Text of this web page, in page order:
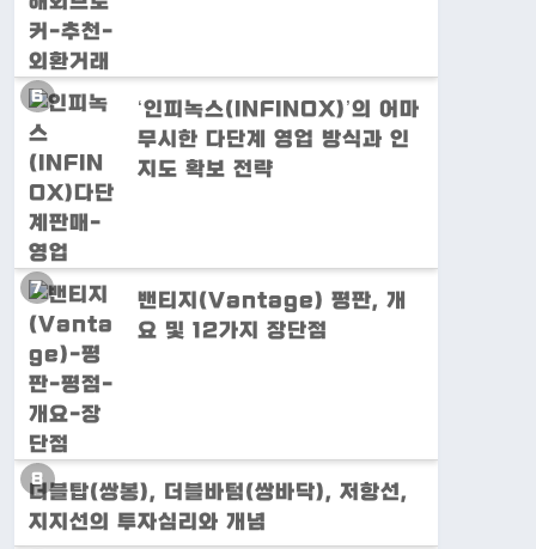
‘인피녹스(INFINOX)’의 어마
무시한 다단계 영업 방식과 인
지도 확보 전략
밴티지(Vantage) 평판, 개
요 및 12가지 장단점
더블탑(쌍봉), 더블바텀(쌍바닥), 저항선,
지지선의 투자심리와 개념